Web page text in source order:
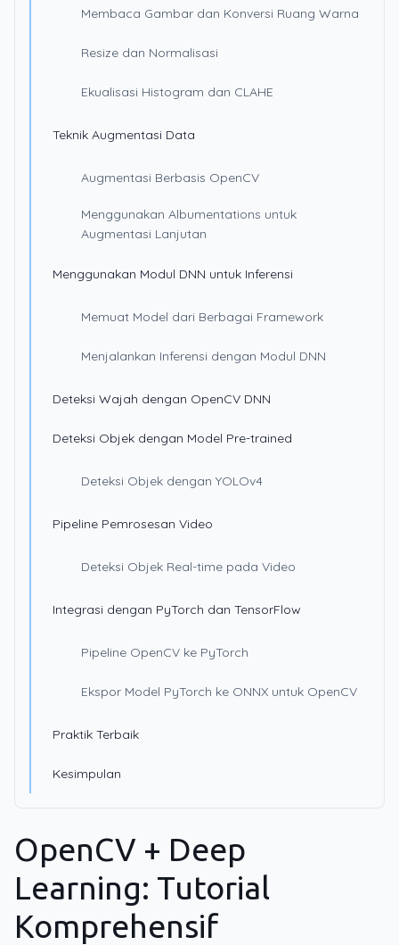
Membaca Gambar dan Konversi Ruang Warna
Resize dan Normalisasi
Ekualisasi Histogram dan CLAHE
Teknik Augmentasi Data
Augmentasi Berbasis OpenCV
Menggunakan Albumentations untuk
Augmentasi Lanjutan
Menggunakan Modul DNN untuk Inferensi
Memuat Model dari Berbagai Framework
Menjalankan Inferensi dengan Modul DNN
Deteksi Wajah dengan OpenCV DNN
Deteksi Objek dengan Model Pre-trained
Deteksi Objek dengan YOLOv4
Pipeline Pemrosesan Video
Deteksi Objek Real-time pada Video
Integrasi dengan PyTorch dan TensorFlow
Pipeline OpenCV ke PyTorch
Ekspor Model PyTorch ke ONNX untuk OpenCV
Praktik Terbaik
Kesimpulan
OpenCV + Deep
Learning: Tutorial
Komprehensif